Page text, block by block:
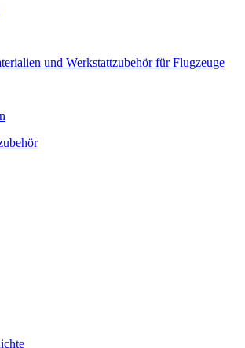
und Werkstattzubehör für Flugzeuge